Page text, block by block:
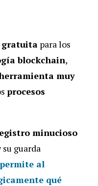
para los
blockchain,
muy
procesos
minucioso
su guarda
permite al
qué